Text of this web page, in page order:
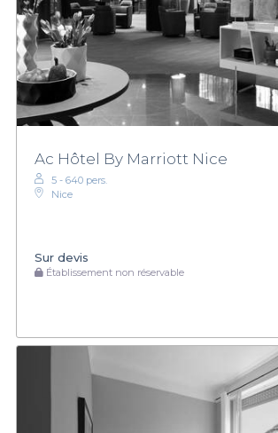
Ac Hôtel By Marriott Nice
5 - 640 pers.
Nice
Sur devis
Établissement non réservable